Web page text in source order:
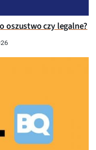
oszustwo czy legalne?